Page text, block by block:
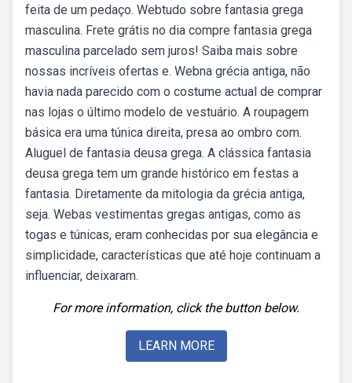
feita de um pedaço. Webtudo sobre fantasia grega
masculina. Frete grátis no dia compre fantasia grega
masculina parcelado sem juros! Saiba mais sobre
nossas incríveis ofertas e. Webna grécia antiga, não
havia nada parecido com o costume actual de comprar
nas lojas o último modelo de vestuário. A roupagem
básica era uma túnica direita, presa ao ombro com.
Aluguel de fantasia deusa grega. A clássica fantasia
deusa grega tem um grande histórico em festas a
fantasia. Diretamente da mitologia da grécia antiga,
seja. Webas vestimentas gregas antigas, como as
togas e túnicas, eram conhecidas por sua elegância e
simplicidade, características que até hoje continuam a
influenciar, deixaram.
For more information, click the button below.
LEARN MORE